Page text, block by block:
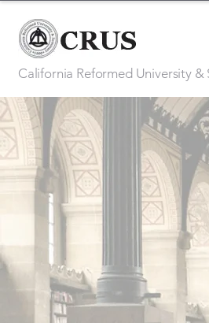
California Reformed University &